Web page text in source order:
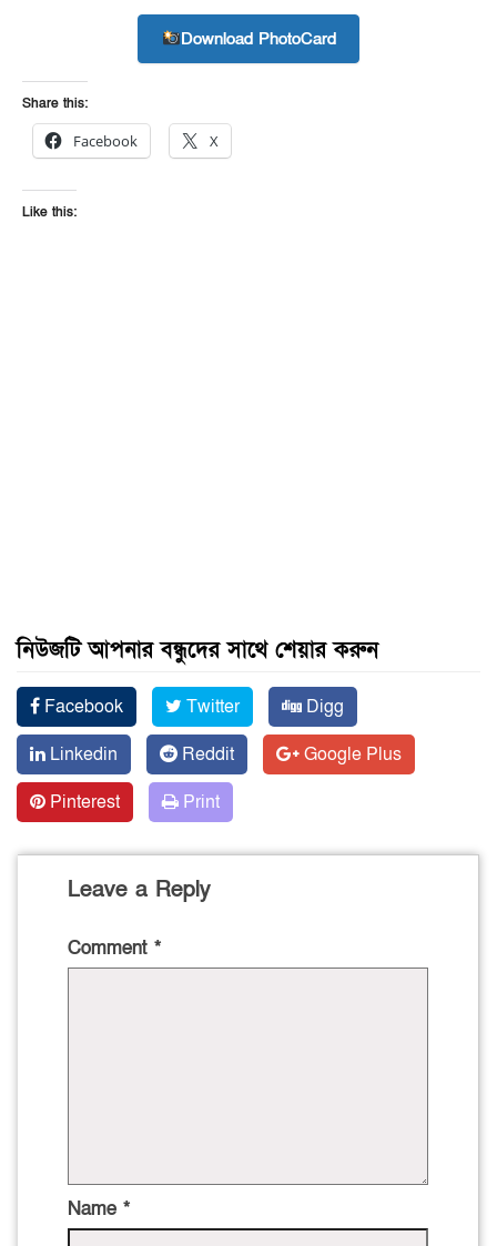
Download PhotoCard
Share this:
Facebook X
Like this:
নিউজটি আপনার বন্ধুদের সাথে শেয়ার করুন
Facebook Twitter
Digg
Linkedin
Reddit
Google Plus
Pinterest
Print
Leave a Reply
Comment *
Name *